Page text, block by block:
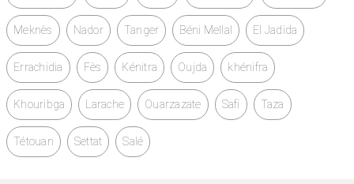
Meknès Nador Tanger Béni Mellal El Jadida
Errachidia Fès Kénitra Oujda khénifra
Khouribga Larache Ouarzazate Safi Taza
Tétouan Settat Salé